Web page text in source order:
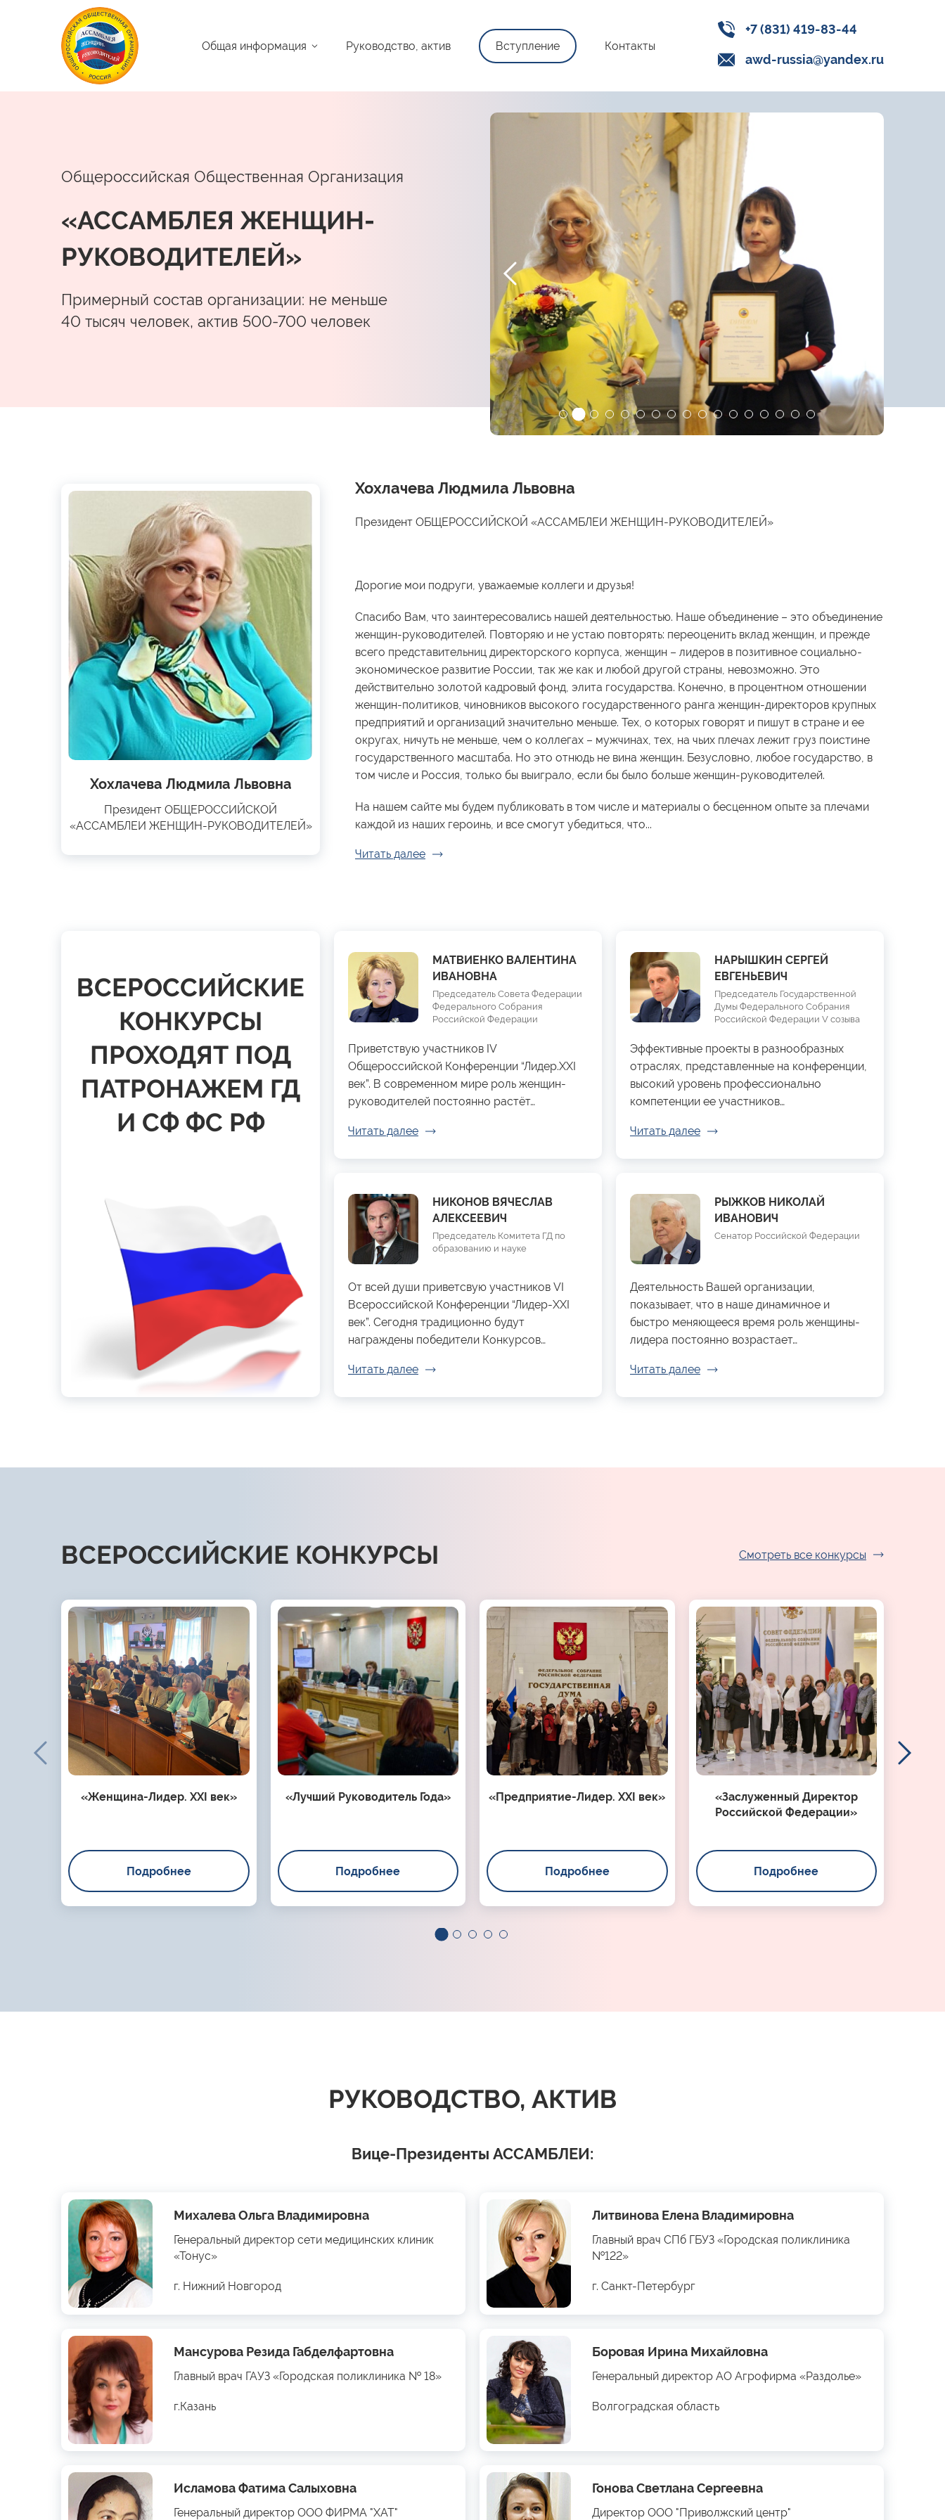
Общая информация Руководство, актив Вступление Контакты
+7 (831) 419-83-44
awd-russia@yandex.ru
Общероссийская Общественная Организация
«АССАМБЛЕЯ ЖЕНЩИН-
РУКОВОДИТЕЛЕЙ»
Примерный состав организации: не меньше
40 тысяч человек, актив 500-700 человек
Хохлачева Людмила Львовна
Президент ОБЩЕРОССИЙСКОЙ
«АССАМБЛЕИ ЖЕНЩИН-РУКОВОДИТЕЛЕЙ»
Хохлачева Людмила Львовна
Президент ОБЩЕРОССИЙСКОЙ «АССАМБЛЕИ ЖЕНЩИН-РУКОВОДИТЕЛЕЙ»
Дорогие мои подруги, уважаемые коллеги и друзья!
Спасибо Вам, что заинтересовались нашей деятельностью. Наше объединение – это объединение
женщин-руководителей. Повторяю и не устаю повторять: переоценить вклад женщин, и прежде
всего представительниц директорского корпуса, женщин – лидеров в позитивное социально-
экономическое развитие России, так же как и любой другой страны, невозможно. Это
действительно золотой кадровый фонд, элита государства. Конечно, в процентном отношении
женщин-политиков, чиновников высокого государственного ранга женщин-директоров крупных
предприятий и организаций значительно меньше. Тех, о которых говорят и пишут в стране и ее
округах, ничуть не меньше, чем о коллегах – мужчинах, тех, на чьих плечах лежит груз поистине
государственного масштаба. Но это отнюдь не вина женщин. Безусловно, любое государство, в
том числе и Россия, только бы выиграло, если бы было больше женщин-руководителей.
На нашем сайте мы будем публиковать в том числе и материалы о бесценном опыте за плечами
каждой из наших героинь, и все смогут убедиться, что...
Читать далее
ВСЕРОССИЙСКИЕ
КОНКУРСЫ
ПРОХОДЯТ ПОД
ПАТРОНАЖЕМ ГД
И СФ ФС РФ
МАТВИЕНКО ВАЛЕНТИНА
ИВАНОВНА
Председатель Совета Федерации
Федерального Собрания
Российской Федерации
Приветствую участников IV
Общероссийской Конференции “Лидер.XXI
век”. В современном мире роль женщин-
руководителей постоянно растёт…
Читать далее
НАРЫШКИН СЕРГЕЙ
ЕВГЕНЬЕВИЧ
Председатель Государственной
Думы Федерального Собрания
Российской Федерации V созыва
Эффективные проекты в разнообразных
отраслях, представленные на конференции,
высокий уровень профессионально
компетенции ее участников…
Читать далее
НИКОНОВ ВЯЧЕСЛАВ
АЛЕКСЕЕВИЧ
Председатель Комитета ГД по
образованию и науке
От всей души приветсвую участников VI
Всероссийской Конференции “Лидер-XXI
век”. Сегодня традиционно будут
награждены победители Конкурсов…
Читать далее
РЫЖКОВ НИКОЛАЙ
ИВАНОВИЧ
Сенатор Российской Федерации
Деятельность Вашей организации,
показывает, что в наше динамичное и
быстро меняющееся время роль женщины-
лидера постоянно возрастает…
Читать далее
ВСЕРОССИЙСКИЕ КОНКУРСЫ Смотреть все конкурсы
«Женщина-Лидер. XXI век»
Подробнее
«Лучший Руководитель Года»
Подробнее
«Предприятие-Лидер. XXI век»
Подробнее
«Заслуженный Директор
Российской Федерации»
Подробнее
РУКОВОДСТВО, АКТИВ
Вице-Президенты АССАМБЛЕИ:
Михалева Ольга Владимировна
Генеральный директор сети медицинских клиник
«Тонус»
г. Нижний Новгород
Литвинова Елена Владимировна
Главный врач СПб ГБУЗ «Городская поликлиника
№122»
г. Санкт-Петербург
Мансурова Резида Габделфартовна
Главный врач ГАУЗ «Городская поликлиника № 18»
г.Казань
Боровая Ирина Михайловна
Генеральный директор АО Агрофирма «Раздолье»
Волгоградская область
Исламова Фатима Салыховна
Генеральный директор ООО ФИРМА "ХАТ"
Гонова Светлана Сергеевна
Директор ООО "Приволжский центр"